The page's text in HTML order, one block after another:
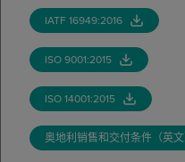
IATF 16949:2016
ISO 9001:2015
ISO 14001:2015
奥地利销售和交付条件（英文